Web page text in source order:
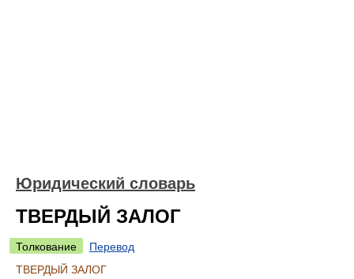
Юридический словарь
ТВЕРДЫЙ ЗАЛОГ
Толкование
Перевод
ТВЕРДЫЙ ЗАЛОГ